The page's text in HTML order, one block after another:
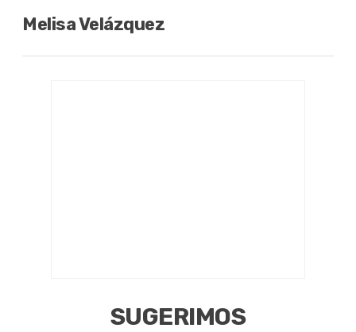
Melisa Velázquez
SUGERIMOS